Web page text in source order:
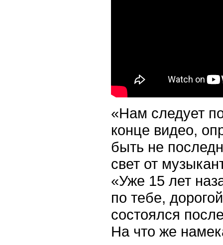
«Нам следует
конце видео,
быть не
свет от
«Уже 15 лет
по тебе,
состоялся
На что же